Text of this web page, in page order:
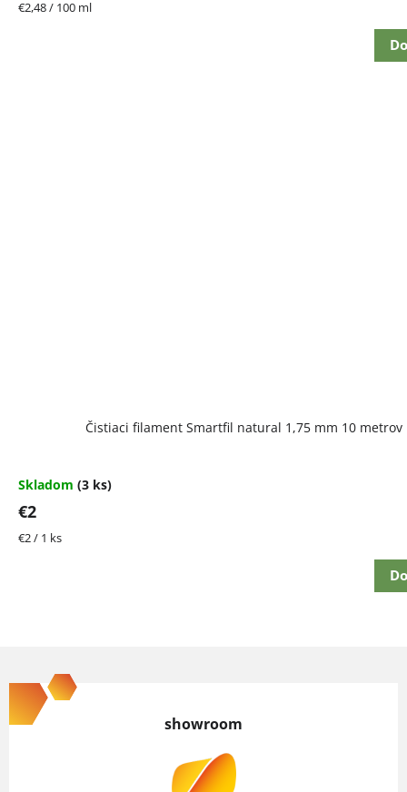
Jednotková
€2,48 / 100 ml
Čistiaci filament Smartfil natural 1,75 mm 10 metrov
Skladom (3 ks)
€2
Jednotková
€2 / 1 ks
á
p
showroom